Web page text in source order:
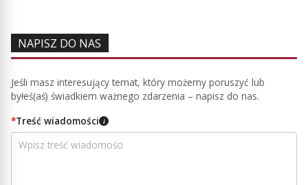
NAPISZ DO NAS
Jeśli masz interesujący temat, który możemy poruszyć lub
byłeś(aś) świadkiem ważnego zdarzenia – napisz do nas.
*Treść wiadomości i